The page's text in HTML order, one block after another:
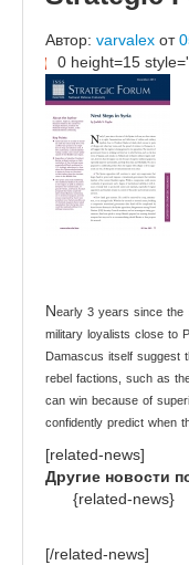
Автор: varvalex от
0 height=15
Nearly 3 years since
military loyalists close to
Damascus itself suggest
rebel factions, such as
can win because of
confidently predict when
[related-news]
Другие новости
{related-news}
[/related-news]